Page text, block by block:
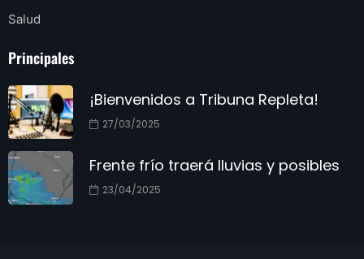
Salud
Principales
¡Bienvenidos a Tribuna Repleta!
27/03/2025
Frente frío traerá lluvias y posibles
23/04/2025